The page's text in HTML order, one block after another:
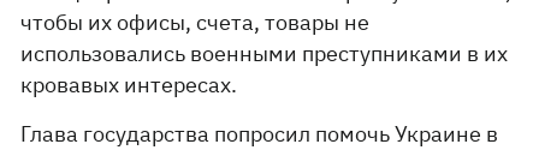
чтобы их офисы, счета, товары не
использовались военными преступниками в их
кровавых интересах.
Глава государства попросил помочь Украине в